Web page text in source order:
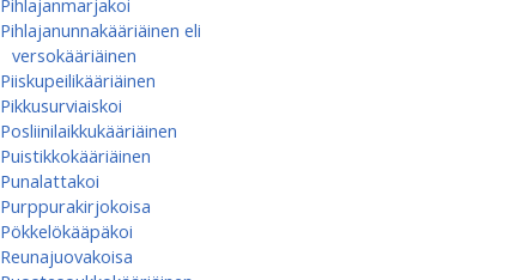
Pihlajanmarjakoi
Pihlajanunnakääriäinen eli
versokääriäinen
Piiskupeilikääriäinen
Pikkusurviaiskoi
Posliinilaikkukääriäinen
Puistikkokääriäinen
Punalattakoi
Purppurakirjokoisa
Pökkelökääpäkoi
Reunajuovakoisa